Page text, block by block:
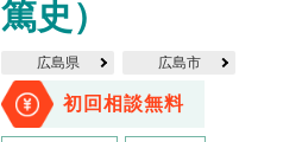
篤史）
広島県 広島市
初回相談無料